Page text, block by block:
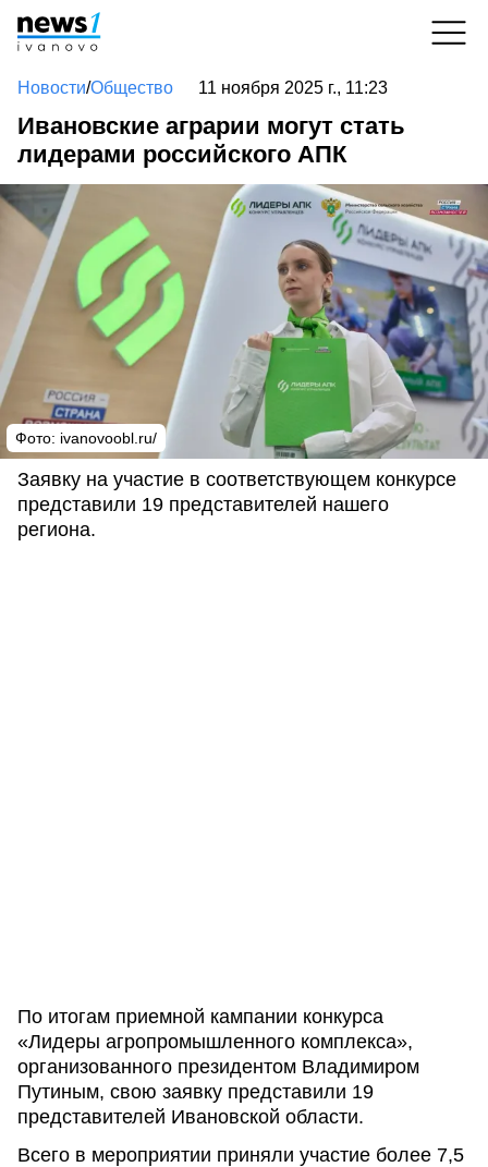
Новости/Общество 11 ноября 2025 г., 11:23
Ивановские аграрии могут стать
лидерами российского АПК
Фото: ivanovoobl.ru/
Заявку на участие в соответствующем конкурсе
представили 19 представителей нашего
региона.
По итогам приемной кампании конкурса
«Лидеры агропромышленного комплекса»,
организованного президентом Владимиром
Путиным, свою заявку представили 19
представителей Ивановской области.
Всего в мероприятии приняли участие более 7,5